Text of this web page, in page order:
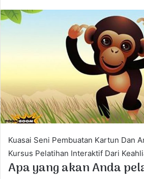
n
e
m
a
i
Kuasai Seni Pembuatan Kartun Dan
Kursus Pelatihan Interaktif Dari
Apa yang akan Anda